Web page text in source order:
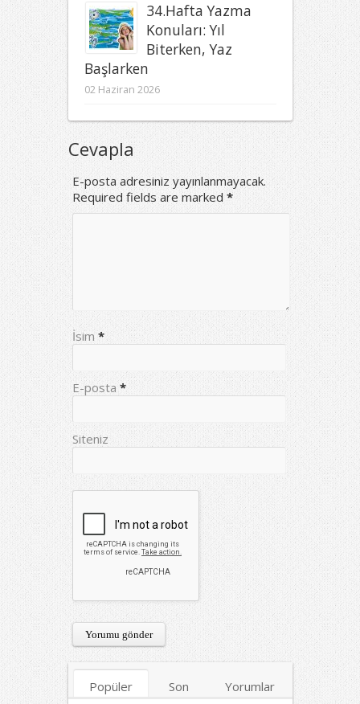
34.Hafta Yazma
Konuları: Yıl
Biterken, Yaz
Başlarken
02 Haziran 2026
Cevapla
E-posta adresiniz yayınlanmayacak.
Required fields are marked *
İsim *
E-posta *
Siteniz
Popüler Son
Yorumlar